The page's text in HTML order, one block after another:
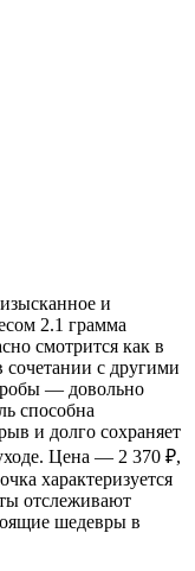
и
2.1 грамма
смотрится как в
сочетании с другими
— довольно
способна
и долго сохраняет
Цена — 2 370 ₽,
характеризуется
отслеживают
шедевры в